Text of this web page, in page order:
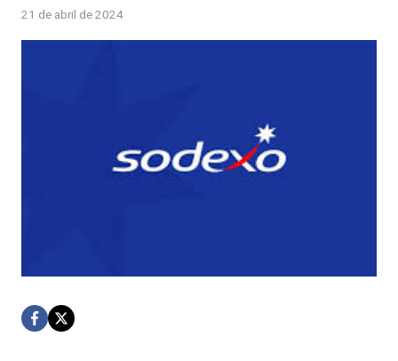
21 de abril de 2024